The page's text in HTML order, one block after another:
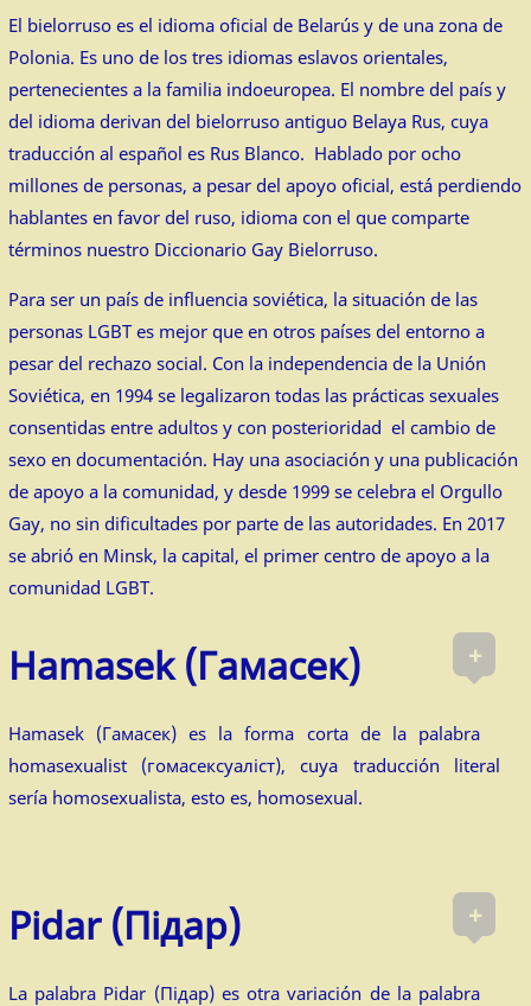
El bielorruso es el idioma oficial de Belarús y de una zona de
Polonia. Es uno de los tres idiomas eslavos orientales,
pertenecientes a la familia indoeuropea. El nombre del país y
del idioma derivan del bielorruso antiguo Belaya Rus, cuya
traducción al español es Rus Blanco. Hablado por ocho
millones de personas, a pesar del apoyo oficial, está perdiendo
hablantes en favor del ruso, idioma con el que comparte
términos nuestro Diccionario Gay Bielorruso.
Para ser un país de influencia soviética, la situación de las
personas LGBT es mejor que en otros países del entorno a
pesar del rechazo social. Con la independencia de la Unión
Soviética, en 1994 se legalizaron todas las prácticas sexuales
consentidas entre adultos y con posterioridad el cambio de
sexo en documentación. Hay una asociación y una publicación
de apoyo a la comunidad, y desde 1999 se celebra el Orgullo
Gay, no sin dificultades por parte de las autoridades. En 2017
se abrió en Minsk, la capital, el primer centro de apoyo a la
comunidad LGBT.
+
Hamasek (Гамасек)
Hamasek (Гамасек) es la forma corta de la palabra
homasexualist (гомасексуаліст), cuya traducción literal
sería homosexualista, esto es, homosexual.
+
Pidar (Підар)
La palabra Pidar (Підар) es otra variación de la palabra